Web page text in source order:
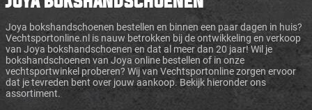
Joya bokshandschoenen bestellen en binnen een paar dagen in huis?
Vechtsportonline.nl is nauw betrokken bij de ontwikkeling en verkoop
van Joya bokshandschoenen en dat al meer dan 20 jaar! Wil je
bokshandschoenen van Joya online bestellen of in onze
vechtsportwinkel proberen? Wij van Vechtsportonline zorgen ervoor
dat je tevreden bent over jouw aankoop. Bekijk hieronder ons
assortiment.